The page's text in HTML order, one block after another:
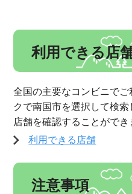
利用できる店
全国の主要なコンビニで
クで南国市を選択して検
店舗を確認することができ
利用できる店舗
注意事項